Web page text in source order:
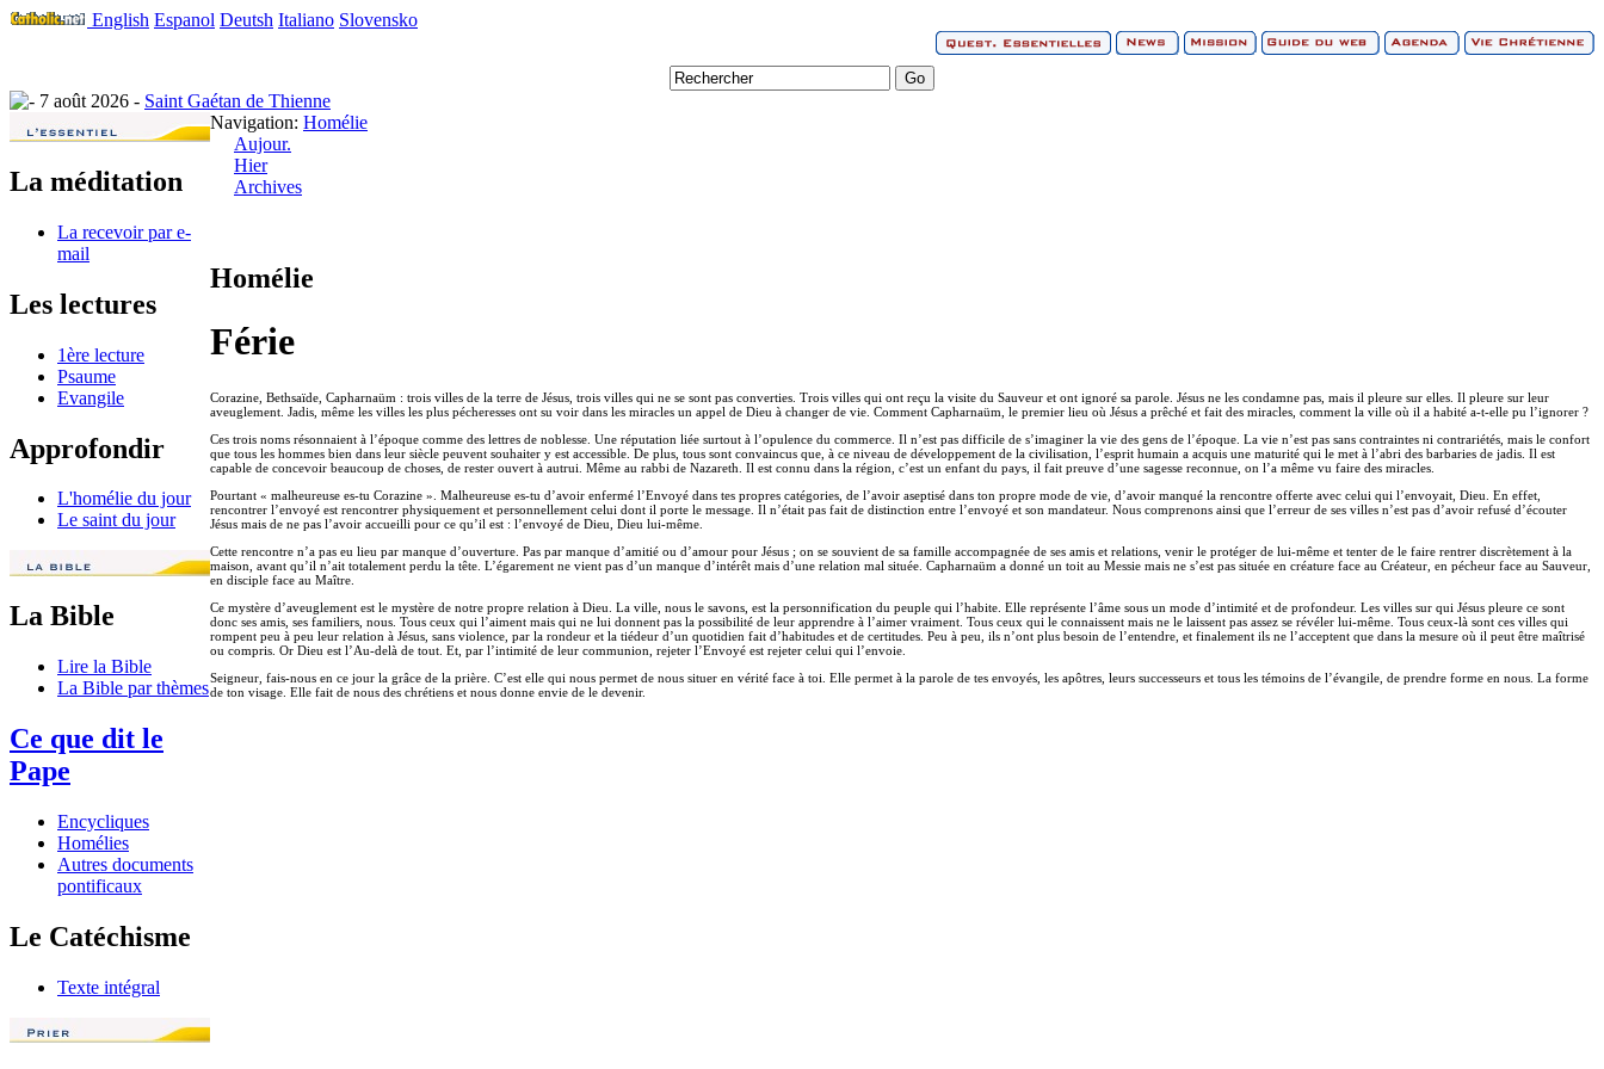
English Espanol Deutsh Italiano Slovensko
7 août 2026 - Saint Gaétan de Thienne
La méditation
La recevoir par e-
mail
Les lectures
1ère lecture
Psaume
Evangile
Approfondir
L'homélie du jour
Le saint du jour
La Bible
Lire la Bible
La Bible par thèmes
Ce que dit le
Pape
Encycliques
Homélies
Autres documents
pontificaux
Le Catéchisme
Texte intégral
Navigation: Homélie
Aujour.
Hier
Archives
Homélie
Férie
Corazine, Bethsaïde, Capharnaüm : trois villes de la terre de Jésus, trois villes qui ne se sont pas converties. Trois villes qui ont reçu la visite du Sauveur et ont ignoré sa parole. Jésus ne les condamne pas, mais il pleure sur elles. Il pleure sur leur
aveuglement. Jadis, même les villes les plus pécheresses ont su voir dans les miracles un appel de Dieu à changer de vie. Comment Capharnaüm, le premier lieu où Jésus a prêché et fait des miracles, comment la ville où il a habité a-t-elle pu l’ignorer ?
Ces trois noms résonnaient à l’époque comme des lettres de noblesse. Une réputation liée surtout à l’opulence du commerce. Il n’est pas difficile de s’imaginer la vie des gens de l’époque. La vie n’est pas sans contraintes ni contrariétés, mais le confort
que tous les hommes bien dans leur siècle peuvent souhaiter y est accessible. De plus, tous sont convaincus que, à ce niveau de développement de la civilisation, l’esprit humain a acquis une maturité qui le met à l’abri des barbaries de jadis. Il est
capable de concevoir beaucoup de choses, de rester ouvert à autrui. Même au rabbi de Nazareth. Il est connu dans la région, c’est un enfant du pays, il fait preuve d’une sagesse reconnue, on l’a même vu faire des miracles.
Pourtant « malheureuse es-tu Corazine ». Malheureuse es-tu d’avoir enfermé l’Envoyé dans tes propres catégories, de l’avoir aseptisé dans ton propre mode de vie, d’avoir manqué la rencontre offerte avec celui qui l’envoyait, Dieu. En effet,
rencontrer l’envoyé est rencontrer physiquement et personnellement celui dont il porte le message. Il n’était pas fait de distinction entre l’envoyé et son mandateur. Nous comprenons ainsi que l’erreur de ses villes n’est pas d’avoir refusé d’écouter
Jésus mais de ne pas l’avoir accueilli pour ce qu’il est : l’envoyé de Dieu, Dieu lui-même.
Cette rencontre n’a pas eu lieu par manque d’ouverture. Pas par manque d’amitié ou d’amour pour Jésus ; on se souvient de sa famille accompagnée de ses amis et relations, venir le protéger de lui-même et tenter de le faire rentrer discrètement à la
maison, avant qu’il n’ait totalement perdu la tête. L’égarement ne vient pas d’un manque d’intérêt mais d’une relation mal située. Capharnaüm a donné un toit au Messie mais ne s’est pas située en créature face au Créateur, en pécheur face au Sauveur,
en disciple face au Maître.
Ce mystère d’aveuglement est le mystère de notre propre relation à Dieu. La ville, nous le savons, est la personnification du peuple qui l’habite. Elle représente l’âme sous un mode d’intimité et de profondeur. Les villes sur qui Jésus pleure ce sont
donc ses amis, ses familiers, nous. Tous ceux qui l’aiment mais qui ne lui donnent pas la possibilité de leur apprendre à l’aimer vraiment. Tous ceux qui le connaissent mais ne le laissent pas assez se révéler lui-même. Tous ceux-là sont ces villes qui
rompent peu à peu leur relation à Jésus, sans violence, par la rondeur et la tiédeur d’un quotidien fait d’habitudes et de certitudes. Peu à peu, ils n’ont plus besoin de l’entendre, et finalement ils ne l’acceptent que dans la mesure où il peut être maîtrisé
ou compris. Or Dieu est l’Au-delà de tout. Et, par l’intimité de leur communion, rejeter l’Envoyé est rejeter celui qui l’envoie.
Seigneur, fais-nous en ce jour la grâce de la prière. C’est elle qui nous permet de nous situer en vérité face à toi. Elle permet à la parole de tes envoyés, les apôtres, leurs successeurs et tous les témoins de l’évangile, de prendre forme en nous. La forme
de ton visage. Elle fait de nous des chrétiens et nous donne envie de le devenir.